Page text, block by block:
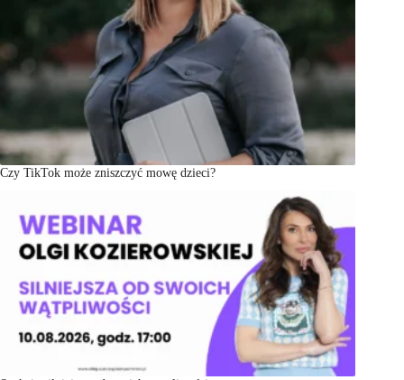
Czy TikTok może zniszczyć mowę dzieci?